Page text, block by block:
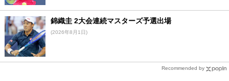
錦織圭 2大会連続マスターズ予選出場
(2026年8月1日)
Recommended by